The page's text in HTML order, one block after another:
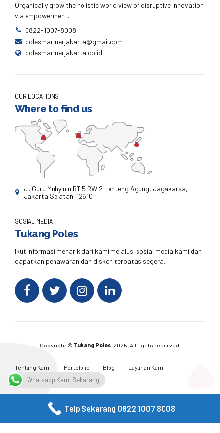
Organically grow the holistic world view of disruptive innovation
via empowerment.
0822-1007-8008
polesmarmerjakarta@gmail.com
polesmarmerjakarta.co.id
OUR LOCATIONS
Where to find us
Jl. Guru Muhyinin RT 5 RW 2 Lenteng Agung, Jagakarsa,
Jakarta Selatan. 12610
SOSIAL MEDIA
Tukang Poles
Ikut informasi menarik dari kami melalusi sosial media kami dan
dapatkan penawaran dan diskon terbatas segera.
Copyright © Tukang Poles. 2025. All rights reserved.
Tentang Kami Portofolio Blog
Layanan Kami
Kontak Kami
Facebook Twitter Instagram Email
Whatsapp Kami Sekarang
Telp Sekarang 0822 1007 8008